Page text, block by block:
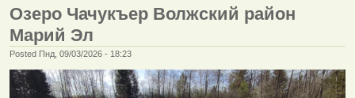
Озеро Чачукъер Волжский район
Марий Эл
Posted Пнд, 09/03/2026 - 18:23